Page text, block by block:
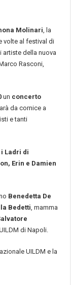
Molinari , la
volte al festival di
artiste della nuova
Rasconi,
un concerto
da cornice a
e tanti
i Ladri di
Erin e Damien
Benedetta De
Bedetti , mamma
di Napoli.
UILDM e la